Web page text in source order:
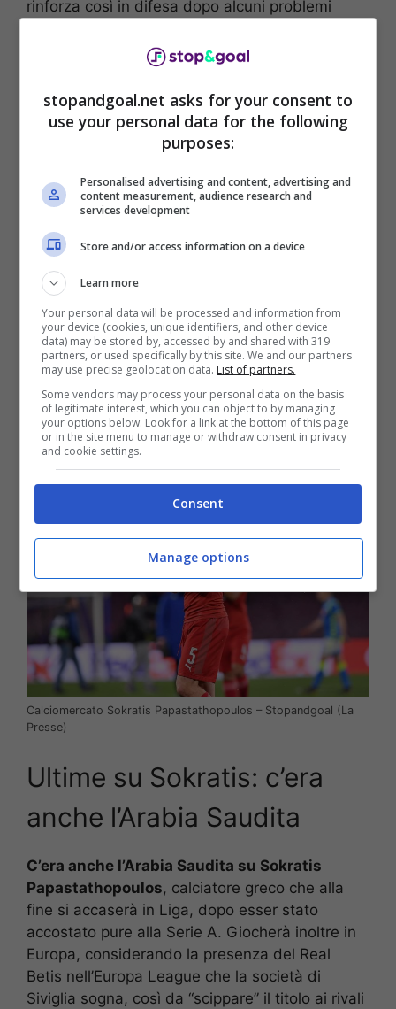
rinforza così in difesa dopo alcuni problemi
Il difensore ex Borussia Dortmund aveva
disputato la sua ultima avventura con la maglia
dell’Olympiacos, club greco che lo aveva accolto
riportandolo a casa, ma che ha scelto poi di non
rinnovare i propri accordi contrattuali. Da
svincolato e dunque a costo zero, Sokratis
sarà un nuovo giocatore del Real Betis .
Calciomercato Sokratis Papastathopoulos – Stopandgoal (La
Presse)
Ultime su Sokratis: c’era
anche l’Arabia Saudita
C’era anche l’Arabia Saudita su Sokratis
Papastathopoulos, calciatore greco che alla
fine si accaserà in Liga, dopo esser stato
accostato pure alla Serie A. Giocherà inoltre in
Europa, considerando la presenza del Real
Betis nell’Europa League che la società di
Siviglia sogna, così da “scippare” il titolo ai rivali
stopandgoal.net asks for your consent to
use your personal data for the following
purposes:
Personalised advertising and content, advertising and
content measurement, audience research and
services development
Store and/or access information on a device
Learn more
Your personal data will be processed and information from
your device (cookies, unique identifiers, and other device
data) may be stored by, accessed by and shared with 319
partners, or used specifically by this site. We and our partners
may use precise geolocation data. List of partners.
Some vendors may process your personal data on the basis
of legitimate interest, which you can object to by managing
your options below. Look for a link at the bottom of this page
or in the site menu to manage or withdraw consent in privacy
and cookie settings.
Consent
Manage options